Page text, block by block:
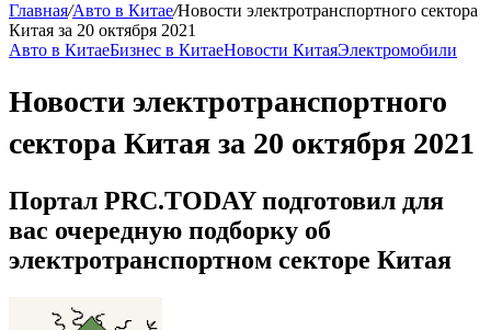
Главная/Авто в Китае/Новости электротранспортного сектора
Китая за 20 октября 2021
Авто в КитаеБизнес в КитаеНовости КитаяЭлектромобили
Новости электротранспортного
сектора Китая за 20 октября 2021
Портал PRC.TODAY подготовил для
вас очередную подборку об
электротранспортном секторе Китая